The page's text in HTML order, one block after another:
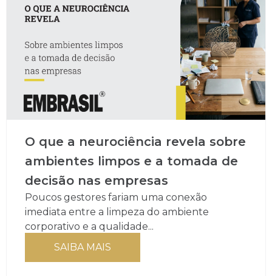
O que a neurociência revela sobre
ambientes limpos e a tomada de
decisão nas empresas
Poucos gestores fariam uma conexão
imediata entre a limpeza do ambiente
corporativo e a qualidade...
SAIBA MAIS